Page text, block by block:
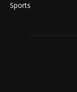
Sports